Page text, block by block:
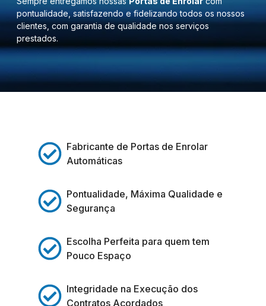
pontualidade, satisfazendo e fidelizando todos os nossos
clientes, com garantia de qualidade nos serviços
prestados.
Fabricante de Portas de Enrolar
Automáticas
Pontualidade, Máxima Qualidade e
Segurança
Escolha Perfeita para quem tem
Pouco Espaço
Integridade na Execução dos
Contratos Acordados